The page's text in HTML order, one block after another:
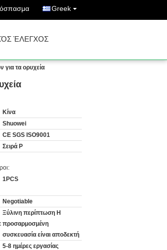
Greek
ΈΛΕΓΧΟΣ
για τα ορυχεία
Κίνα
Shuowei
CE SGS ISO9001
Σειρά Ρ
1PCS
Negotiable
Ξύλινη περίπτωση Η
προσαρμοσμένη
συσκευασία είναι αποδεκτή
5-8 ημέρες εργασίας